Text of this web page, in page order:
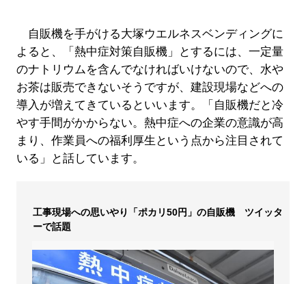
自販機を手がける大塚ウエルネスベンディングに
よると、「熱中症対策自販機」とするには、一定量
のナトリウムを含んでなければいけないので、水や
お茶は販売できないそうですが、建設現場などへの
導入が増えてきているといいます。「自販機だと冷
やす手間がかからない。熱中症への企業の意識が高
まり、作業員への福利厚生という点から注目されて
いる」と話しています。
工事現場への思いやり「ポカリ50円」の自販機 ツイッタ
ーで話題